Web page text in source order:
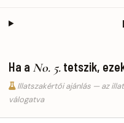
Ha a No. 5. tetszik,
Illatszakértői ajánlás — az
válogatva